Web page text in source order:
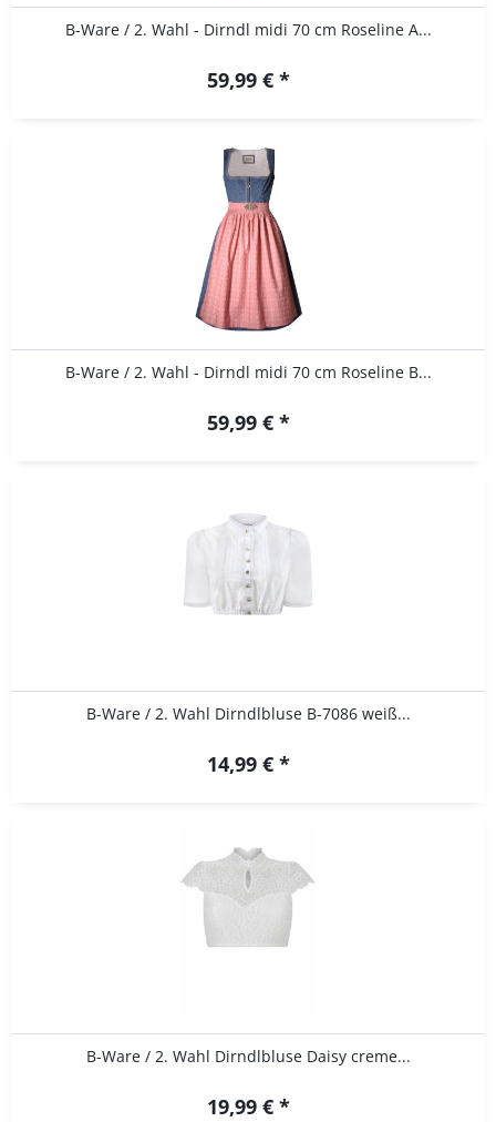
B-Ware / 2. Wahl - Dirndl midi 70 cm Roseline A...
59,99 € *
B-Ware / 2. Wahl - Dirndl midi 70 cm Roseline B...
59,99 € *
B-Ware / 2. Wahl Dirndlbluse B-7086 weiß...
14,99 € *
B-Ware / 2. Wahl Dirndlbluse Daisy creme...
19,99 € *